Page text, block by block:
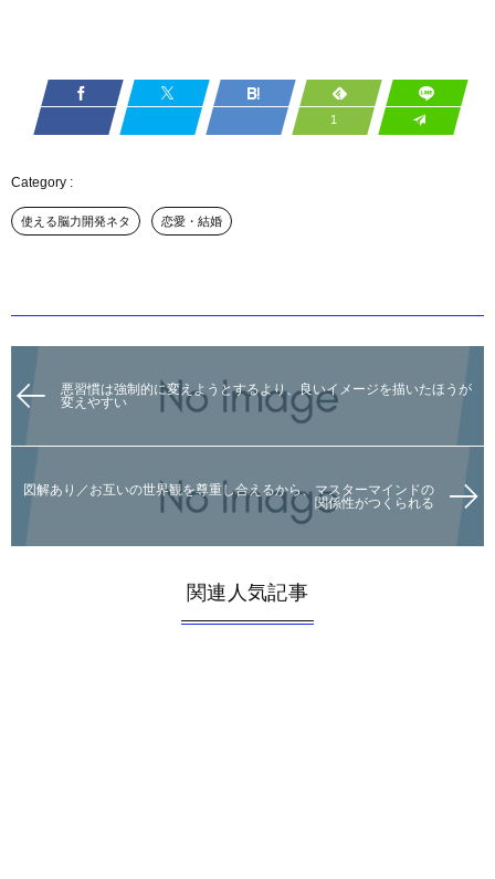
1
使える脳力開発ネタ 恋愛・結婚
悪習慣は強制的に変えようとするより、良いイメージを描いたほうが
変えやすい
図解あり／お互いの世界観を尊重し合えるから、マスターマインドの
関係性がつくられる
関連人気記事